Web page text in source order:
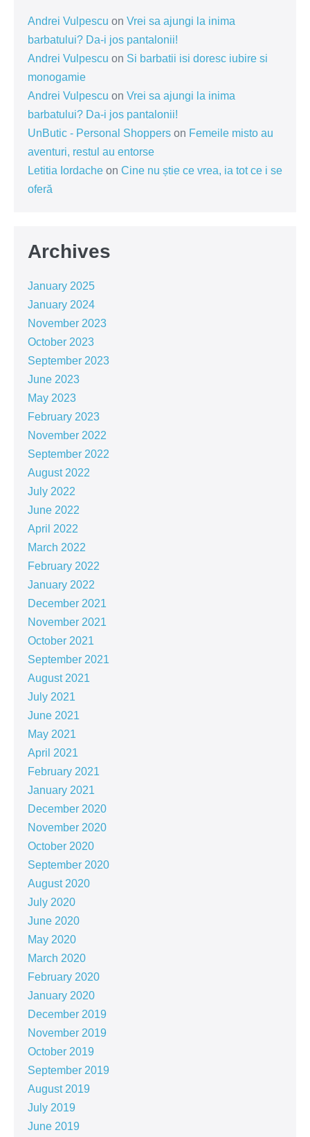
Andrei Vulpescu on Vrei sa ajungi la inima
barbatului? Da-i jos pantalonii!
Andrei Vulpescu on Si barbatii isi doresc iubire si
monogamie
Andrei Vulpescu on Vrei sa ajungi la inima
barbatului? Da-i jos pantalonii!
UnButic - Personal Shoppers on Femeile misto au
aventuri, restul au entorse
Letitia Iordache on Cine nu știe ce vrea, ia tot ce i se
oferă
Archives
January 2025
January 2024
November 2023
October 2023
September 2023
June 2023
May 2023
February 2023
November 2022
September 2022
August 2022
July 2022
June 2022
April 2022
March 2022
February 2022
January 2022
December 2021
November 2021
October 2021
September 2021
August 2021
July 2021
June 2021
May 2021
April 2021
February 2021
January 2021
December 2020
November 2020
October 2020
September 2020
August 2020
July 2020
June 2020
May 2020
March 2020
February 2020
January 2020
December 2019
November 2019
October 2019
September 2019
August 2019
July 2019
June 2019